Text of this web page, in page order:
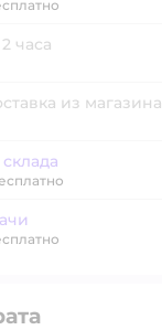
часа
из магазина